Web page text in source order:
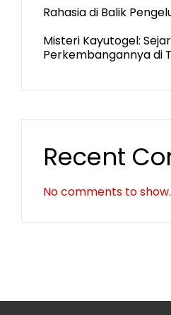
Rahasia di Balik
Misteri Kayutogel:
Perkembangannya di
Recent
No comments to show.